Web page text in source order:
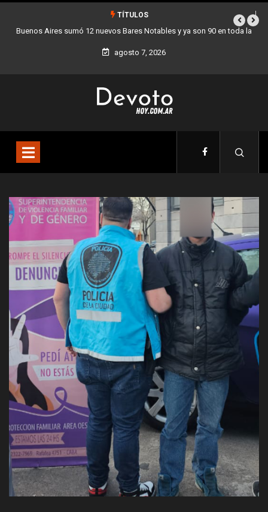
TÍTULOS
Los stands móviles de la Ciudad llegan esta semana a Villa Devoto
agosto 7, 2026